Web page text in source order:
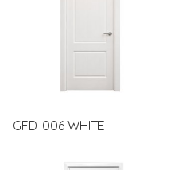
GFD-006 WHITE